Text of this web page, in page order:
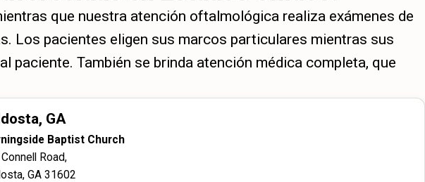
que nuestra atención oftalmológica realiza exámenes de
Los pacientes eligen sus marcos particulares mientras sus
paciente. También se brinda atención médica completa, que
GA
Baptist Church
Road,
GA 31602